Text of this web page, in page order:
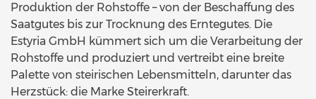
Produktion der Rohstoffe – von der Beschaffung des
Saatgutes bis zur Trocknung des Erntegutes. Die
Estyria GmbH kümmert sich um die Verarbeitung der
Rohstoffe und produziert und vertreibt eine breite
Palette von steirischen Lebensmitteln, darunter das
Herzstück: die Marke Steirerkraft.